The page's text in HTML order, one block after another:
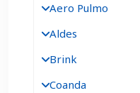
Aero Pulmo
Aldes
Brink
Coanda